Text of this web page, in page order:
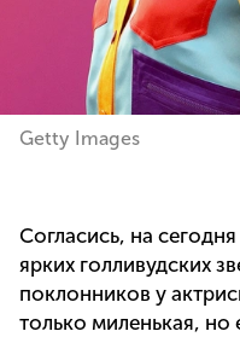
Getty Images
Согласись, на
ярких голливудских
поклонников у
только миленькая, но